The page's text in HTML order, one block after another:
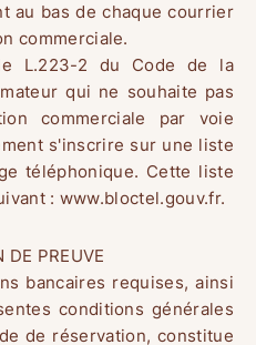
au bas de chaque courrier
commerciale.
L.223-2 du Code de la
qui ne souhaite pas
commerciale par voie
s'inscrire sur une liste
téléphonique. Cette liste
: www.bloctel.gouv.fr.
DE PREUVE
bancaires requises, ainsi
conditions générales
de réservation, constitue